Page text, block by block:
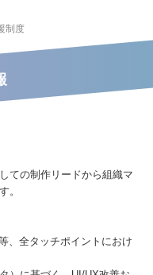
制度
ての制作リードから組織マ
。
、全タッチポイントにおけ